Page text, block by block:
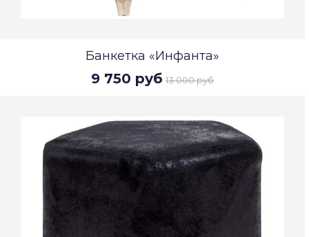
Банкетка «Инфанта»
9 750 руб 13 000 руб